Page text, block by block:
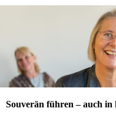
Souverän führen – auch